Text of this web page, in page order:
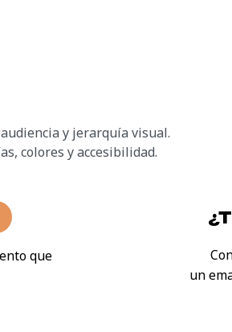
y jerarquía visual.
colores y accesibilidad.
que
un